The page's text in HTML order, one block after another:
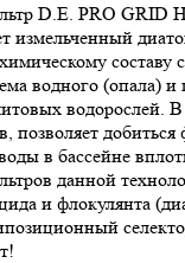
D.E. PRO GRID
измельченный
составу
водного (опала)
водорослей.
позволяет
в бассейне
данной
и флокулянта